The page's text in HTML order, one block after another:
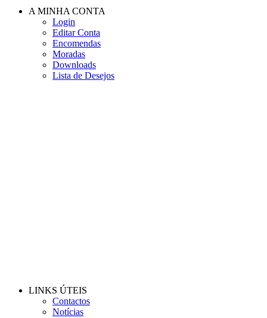
A MINHA CONTA
Login
Editar Conta
Encomendas
Moradas
Downloads
Lista de Desejos
LINKS ÚTEIS
Contactos
Notícias